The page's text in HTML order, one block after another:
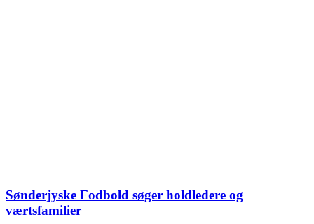
Sønderjyske Fodbold søger holdledere og
værtsfamilier